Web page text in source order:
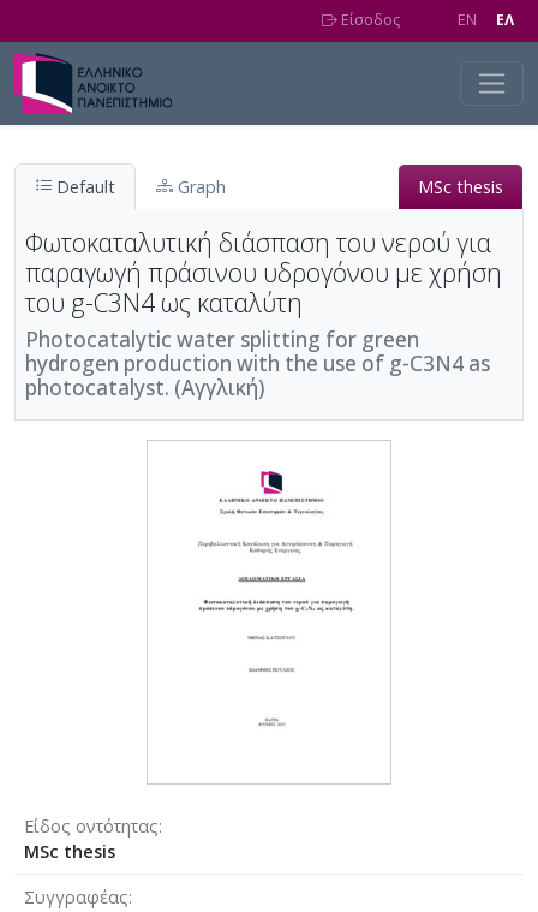
Είσοδος EN EΛ
Default Graph MSc thesis
Φωτοκαταλυτική διάσπαση του νερού για
παραγωγή πράσινου υδρογόνου με χρήση
του g-C3N4 ως καταλύτη
Photocatalytic water splitting for green
hydrogen production with the use of g-C3N4 as
photocatalyst. (Αγγλική)
Είδος οντότητας
MSc thesis
Συγγραφέας